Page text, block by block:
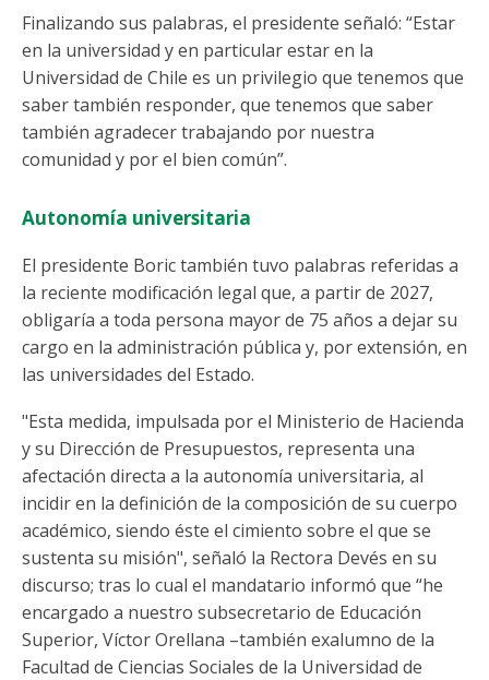
Finalizando sus palabras, el presidente señaló: “Estar
en la universidad y en particular estar en la
Universidad de Chile es un privilegio que tenemos que
saber también responder, que tenemos que saber
también agradecer trabajando por nuestra
comunidad y por el bien común”.
Autonomía universitaria
El presidente Boric también tuvo palabras referidas a
la reciente modificación legal que, a partir de 2027,
obligaría a toda persona mayor de 75 años a dejar su
cargo en la administración pública y, por extensión, en
las universidades del Estado.
"Esta medida, impulsada por el Ministerio de Hacienda
y su Dirección de Presupuestos, representa una
afectación directa a la autonomía universitaria, al
incidir en la definición de la composición de su cuerpo
académico, siendo éste el cimiento sobre el que se
sustenta su misión", señaló la Rectora Devés en su
discurso; tras lo cual el mandatario informó que “he
encargado a nuestro subsecretario de Educación
Superior, Víctor Orellana –también exalumno de la
Facultad de Ciencias Sociales de la Universidad de